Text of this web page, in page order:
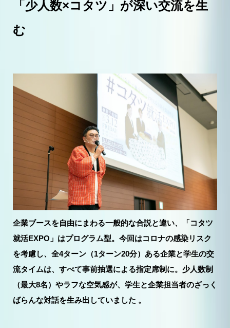
「少人数×コタツ」が深い交流を生
む
企業ブースを自由にまわる一般的な合説と違い、「コタツ
就活EXPO」はプログラム型。今回はコロナの感染リスク
を考慮し、全4ターン（1ターン20分）ある企業と学生の交
流タイムは、すべて事前抽選による指定席制に。少人数制
（最大8名）やラフな空気感が、学生と企業担当者のざっく
ばらんな対話を生み出していました 。